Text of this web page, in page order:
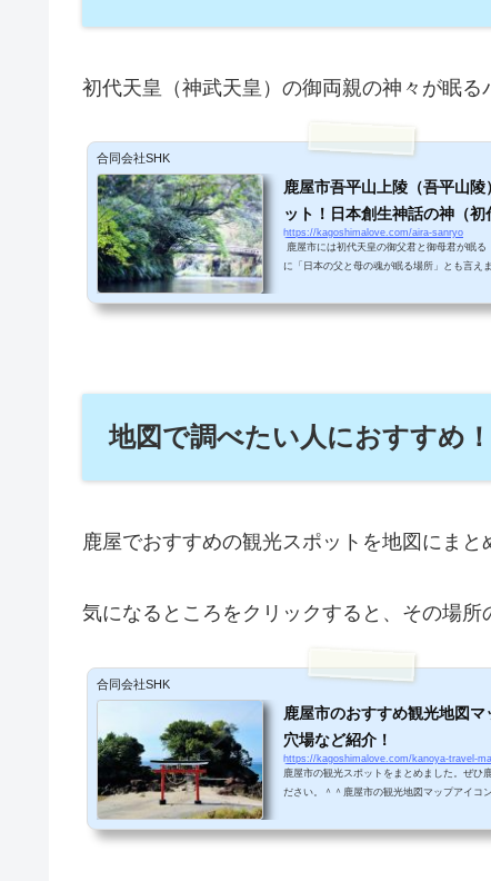
初代天皇（神武天皇）の御両親の神々が眠る
合同会社SHK
鹿屋市吾平山上陵（吾平山
ット！日本創生神話の神（
眠る場所
https://kagoshimalove.com/aira-sanryo
鹿屋市には初代天皇の御父君と御母君が眠る
に「日本の父と母の魂が眠る場所」とも言え
まれた吾平山上陵の清々しい空気に浴し、心
地図で調べたい人におすすめ
鹿屋でおすすめの観光スポットを地図にまと
気になるところをクリックすると、その場所
合同会社SHK
鹿屋市のおすすめ観光地図
穴場など紹介！
https://kagoshimalove.com/kanoya-travel-
鹿屋市の観光スポットをまとめました。ぜひ
ださい。＾＾鹿屋市の観光地図マップアイコ
すめのカフェをまとめました！ おすすめラン